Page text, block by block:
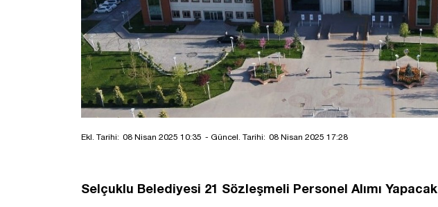
Ekl. Tarihi: 08 Nisan 2025 10:35 - Güncel. Tarihi: 08 Nisan 2025 17:28
Selçuklu Belediyesi 21 Sözleşmeli Personel Alımı Yapacak